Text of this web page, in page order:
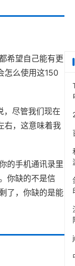
希望自己能有更
怎么使用这150
，尽管我们现在
右，这意味着我
的手机通讯录里
你缺的不是信
了，你缺的是能